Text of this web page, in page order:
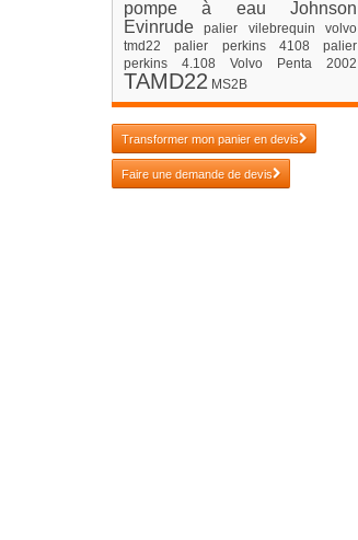
pompe à eau Johnson
Evinrude
palier vilebrequin volvo
tmd22
palier perkins 4108
palier
perkins 4.108
Volvo Penta 2002
TAMD22 MS2B
Transformer mon panier en devis
Faire une demande de devis